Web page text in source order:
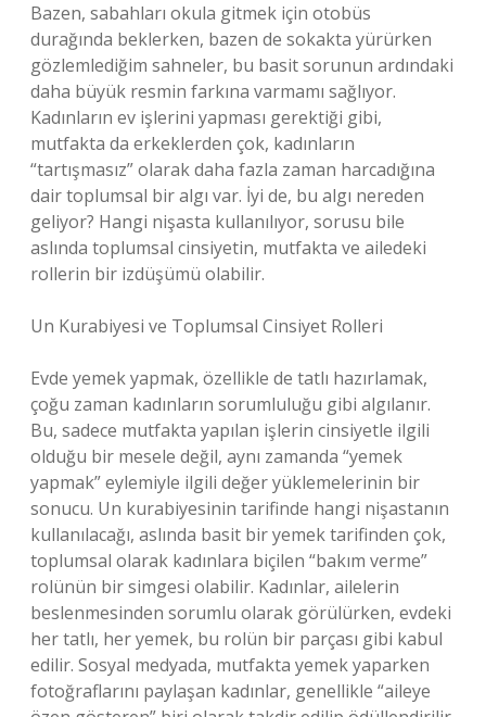
Bazen, sabahları okula gitmek için otobüs
durağında beklerken, bazen de sokakta yürürken
gözlemlediğim sahneler, bu basit sorunun ardındaki
daha büyük resmin farkına varmamı sağlıyor.
Kadınların ev işlerini yapması gerektiği gibi,
mutfakta da erkeklerden çok, kadınların
“tartışmasız” olarak daha fazla zaman harcadığına
dair toplumsal bir algı var. İyi de, bu algı nereden
geliyor? Hangi nişasta kullanılıyor, sorusu bile
aslında toplumsal cinsiyetin, mutfakta ve ailedeki
rollerin bir izdüşümü olabilir.
Un Kurabiyesi ve Toplumsal Cinsiyet Rolleri
Evde yemek yapmak, özellikle de tatlı hazırlamak,
çoğu zaman kadınların sorumluluğu gibi algılanır.
Bu, sadece mutfakta yapılan işlerin cinsiyetle ilgili
olduğu bir mesele değil, aynı zamanda “yemek
yapmak” eylemiyle ilgili değer yüklemelerinin bir
sonucu. Un kurabiyesinin tarifinde hangi nişastanın
kullanılacağı, aslında basit bir yemek tarifinden çok,
toplumsal olarak kadınlara biçilen “bakım verme”
rolünün bir simgesi olabilir. Kadınlar, ailelerin
beslenmesinden sorumlu olarak görülürken, evdeki
her tatlı, her yemek, bu rolün bir parçası gibi kabul
edilir. Sosyal medyada, mutfakta yemek yaparken
fotoğraflarını paylaşan kadınlar, genellikle “aileye